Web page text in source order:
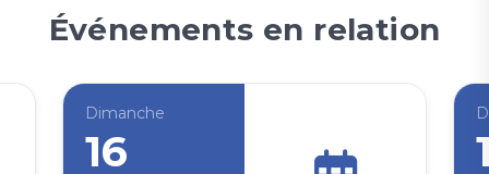
Événements en relation
Dimanche
16